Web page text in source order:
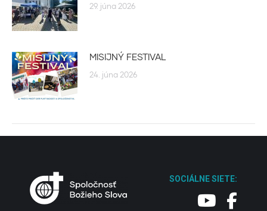
29. júna 2026
MISIJNÝ FESTIVAL
24. júna 2026
SOCIÁLNE SIETE: